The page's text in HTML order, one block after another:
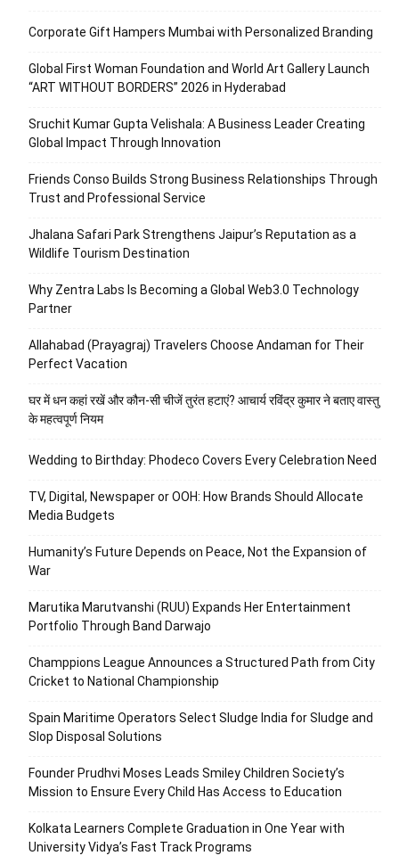
Corporate Gift Hampers Mumbai with Personalized Branding
Global First Woman Foundation and World Art Gallery Launch
“ART WITHOUT BORDERS” 2026 in Hyderabad
Sruchit Kumar Gupta Velishala: A Business Leader Creating
Global Impact Through Innovation
Friends Conso Builds Strong Business Relationships Through
Trust and Professional Service
Jhalana Safari Park Strengthens Jaipur’s Reputation as a
Wildlife Tourism Destination
Why Zentra Labs Is Becoming a Global Web3.0 Technology
Partner
Allahabad (Prayagraj) Travelers Choose Andaman for Their
Perfect Vacation
घर में धन कहां रखें और कौन-सी चीजें तुरंत हटाएं? आचार्य रविंद्र कुमार ने बताए वास्तु
के महत्वपूर्ण नियम
Wedding to Birthday: Phodeco Covers Every Celebration Need
TV, Digital, Newspaper or OOH: How Brands Should Allocate
Media Budgets
Humanity’s Future Depends on Peace, Not the Expansion of
War
Marutika Marutvanshi (RUU) Expands Her Entertainment
Portfolio Through Band Darwajo
Champpions League Announces a Structured Path from City
Cricket to National Championship
Spain Maritime Operators Select Sludge India for Sludge and
Slop Disposal Solutions
Founder Prudhvi Moses Leads Smiley Children Society’s
Mission to Ensure Every Child Has Access to Education
Kolkata Learners Complete Graduation in One Year with
University Vidya’s Fast Track Programs